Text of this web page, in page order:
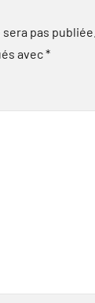
pas publiée.
avec*